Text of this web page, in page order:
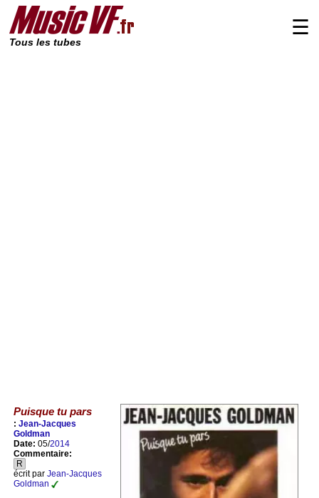
Tous les tubes
☰
Puisque tu pars
: Jean-Jacques
Goldman
Date: 05/2014
Commentaire:
R
écrit par Jean-Jacques
Goldman